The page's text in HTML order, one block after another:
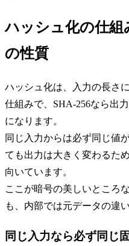
ハッシュ化の仕組
の性質
ハッシュ化は、入力の長さ
仕組みで、SHA-256なら出
になります。
同じ入力からは必ず同じ値
ても出力は大きく変わるた
向いています。
ここが暗号の美しいところ
も、内部では元データの違
同じ入力なら必ず同じ